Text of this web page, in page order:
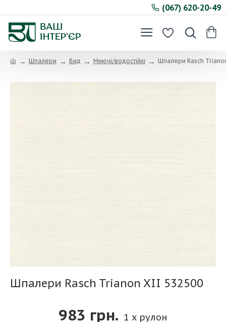
(067) 620-20-49
Шпалери Вид Миючі/водостійкі Шпалери Rasch
Шпалери Rasch Trianon XII 532500
983 грн. 1 x рулон